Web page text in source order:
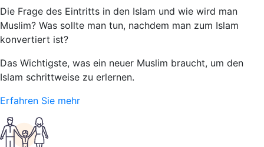
Die Frage des Eintritts in den Islam und wie wird man
Muslim? Was sollte man tun, nachdem man zum Islam
konvertiert ist?
Das Wichtigste, was ein neuer Muslim braucht, um den
Islam schrittweise zu erlernen.
Erfahren Sie mehr